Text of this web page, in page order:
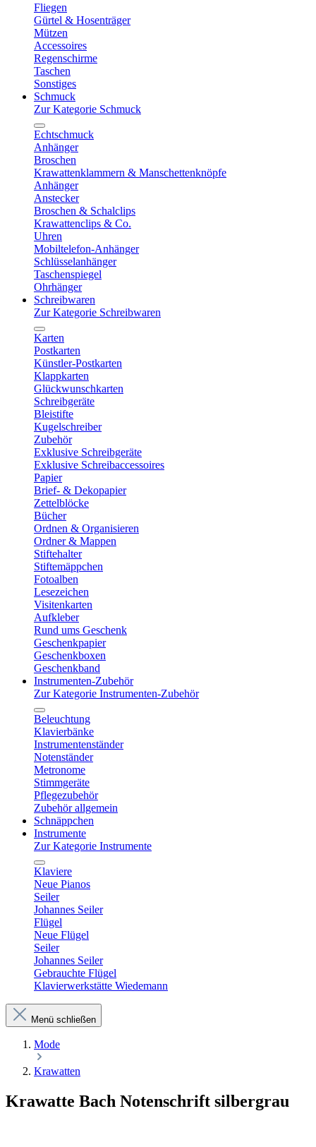
Fliegen
Gürtel & Hosenträger
Mützen
Accessoires
Regenschirme
Taschen
Sonstiges
Schmuck
Zur Kategorie Schmuck
Echtschmuck
Anhänger
Broschen
Krawattenklammern & Manschettenknöpfe
Anhänger
Anstecker
Broschen & Schalclips
Krawattenclips & Co.
Uhren
Mobiltelefon-Anhänger
Schlüsselanhänger
Taschenspiegel
Ohrhänger
Schreibwaren
Zur Kategorie Schreibwaren
Karten
Postkarten
Künstler-Postkarten
Klappkarten
Glückwunschkarten
Schreibgeräte
Bleistifte
Kugelschreiber
Zubehör
Exklusive Schreibgeräte
Exklusive Schreibaccessoires
Papier
Brief- & Dekopapier
Zettelblöcke
Bücher
Ordnen & Organisieren
Ordner & Mappen
Stiftehalter
Stiftemäppchen
Fotoalben
Lesezeichen
Visitenkarten
Aufkleber
Rund ums Geschenk
Geschenkpapier
Geschenkboxen
Geschenkband
Instrumenten-Zubehör
Zur Kategorie Instrumenten-Zubehör
Beleuchtung
Klavierbänke
Instrumentenständer
Notenständer
Metronome
Stimmgeräte
Pflegezubehör
Zubehör allgemein
Schnäppchen
Instrumente
Zur Kategorie Instrumente
Klaviere
Neue Pianos
Seiler
Johannes Seiler
Flügel
Neue Flügel
Seiler
Johannes Seiler
Gebrauchte Flügel
Klavierwerkstätte Wiedemann
Menü schließen
Mode
Krawatten
Krawatte Bach Notenschrift silbergrau